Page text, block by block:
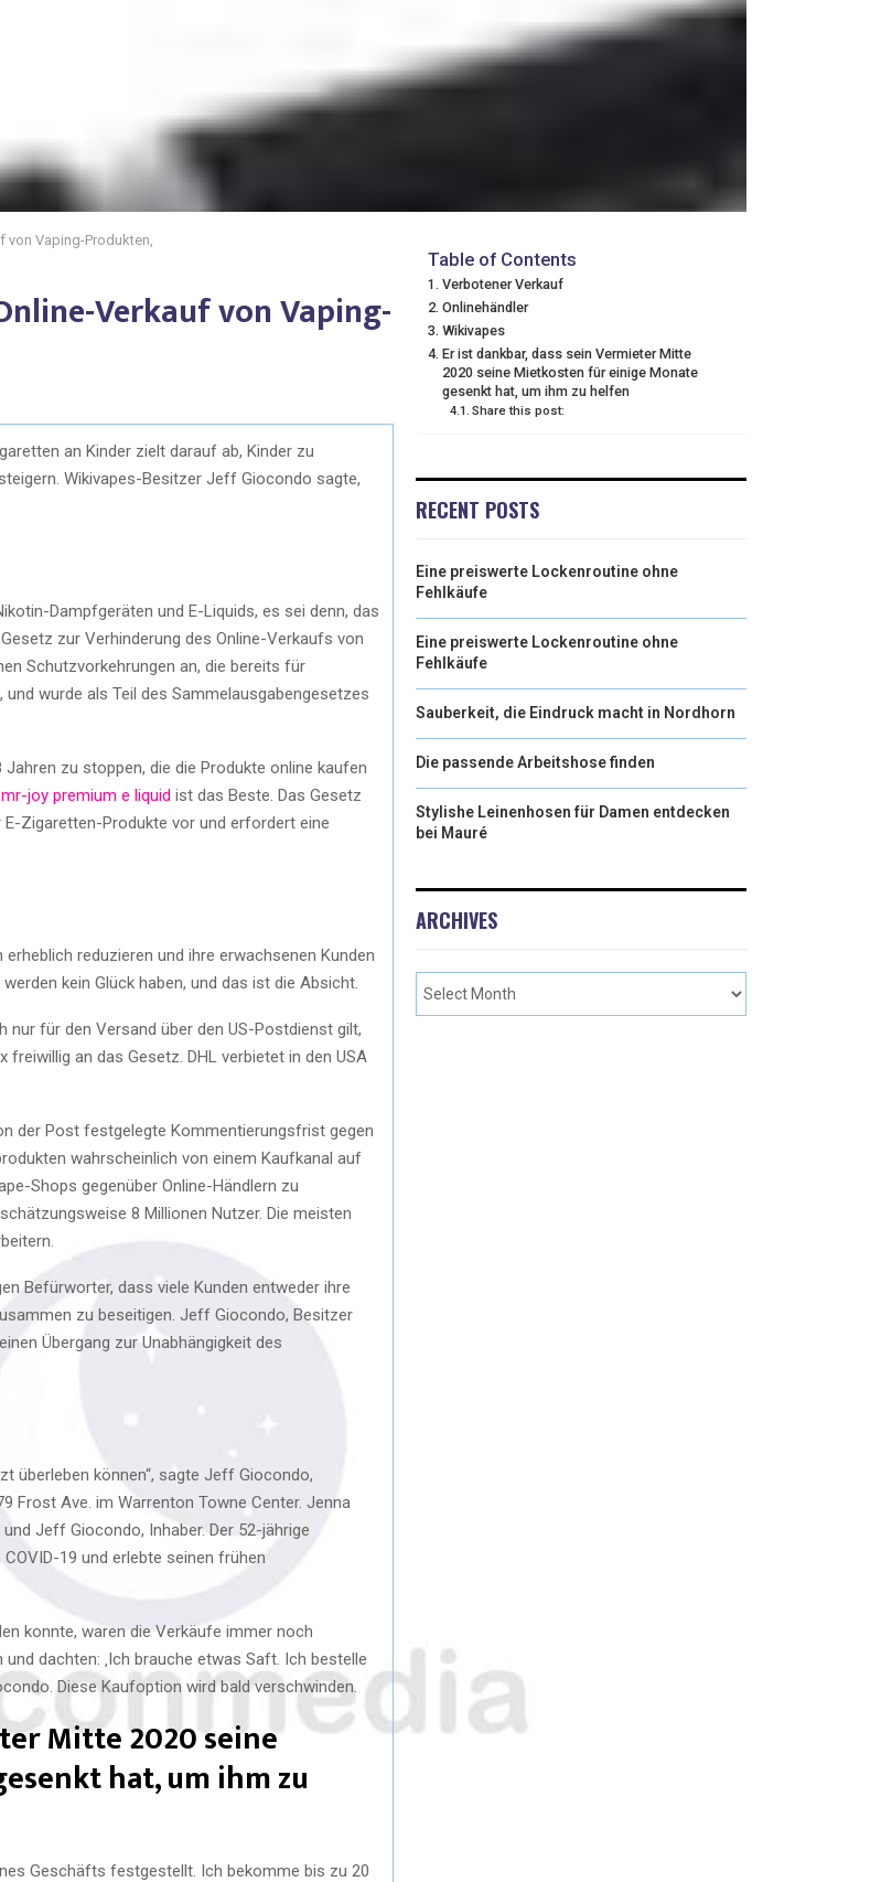
von Vaping-Produkten,
Verkauf von Vaping-
an Kinder zielt darauf ab, Kinder zu
Wikivapes-Besitzer Jeff Giocondo sagte,
Dampfgeräten und E-Liquids, es sei denn, das
zur Verhinderung des Online-Verkaufs von
Schutzvorkehrungen an, die bereits für
wurde als Teil des Sammelausgabengesetzes
zu stoppen, die die Produkte online kaufen
mr-joy premium e liquid ist das Beste. Das Gesetz
Zigaretten-Produkte vor und erfordert eine
reduzieren und ihre erwachsenen Kunden
kein Glück haben, und das ist die Absicht.
für den Versand über den US-Postdienst gilt,
an das Gesetz. DHL verbietet in den USA
der Post festgelegte Kommentierungsfrist gegen
wahrscheinlich von einem Kaufkanal auf
Shops gegenüber Online-Händlern zu
8 Millionen Nutzer. Die meisten
Befürworter, dass viele Kunden entweder ihre
zu beseitigen. Jeff Giocondo, Besitzer
Übergang zur Unabhängigkeit des
überleben können“, sagte Jeff Giocondo,
Frost Ave. im Warrenton Towne Center. Jenna
Jeff Giocondo, Inhaber. Der 52-jährige
19 und erlebte seinen frühen
konnte, waren die Verkäufe immer noch
dachten: ‚Ich brauche etwas Saft. Ich bestelle
Diese Kaufoption wird bald verschwinden.
Mitte 2020 seine
hat, um ihm zu
Geschäfts festgestellt. Ich bekomme bis zu 20
Table of Contents
Verbotener Verkauf
Onlinehändler
Wikivapes
Er ist dankbar, dass sein Vermieter Mitte
2020 seine Mietkosten für einige Monate
gesenkt hat, um ihm zu helfen
Share this post:
RECENT POSTS
Eine preiswerte Lockenroutine ohne
Fehlkäufe
Eine preiswerte Lockenroutine ohne
Fehlkäufe
Sauberkeit, die Eindruck macht in Nordhorn
Die passende Arbeitshose finden
Stylishe Leinenhosen für Damen entdecken
bei Mauré
ARCHIVES